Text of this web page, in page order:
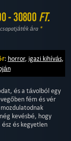
- 30800 FT.
ára *
: horror, igazi kihívás,
és a távolból egy
fém és vér
kevésbé, hogy
és kegyetlen